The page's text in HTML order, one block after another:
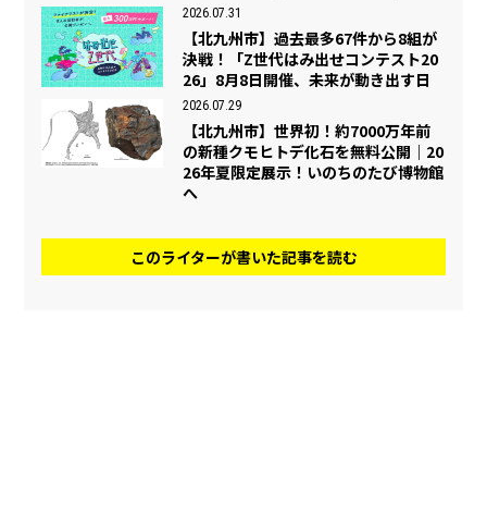
2026.07.31
【北九州市】過去最多67件から8組が
決戦！「Z世代はみ出せコンテスト20
26」8月8日開催、未来が動き出す日
2026.07.29
【北九州市】世界初！約7000万年前
の新種クモヒトデ化石を無料公開｜20
26年夏限定展示！いのちのたび博物館
へ
このライターが書いた記事を読む